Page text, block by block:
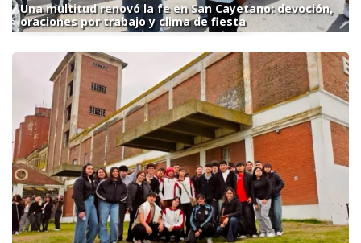
Una multitud renovó la fe en San Cayetano: devoción,
oraciones por trabajo y clima de fiesta